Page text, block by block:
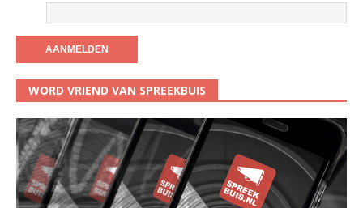
WORD VRIEND VAN SPREEKBUIS